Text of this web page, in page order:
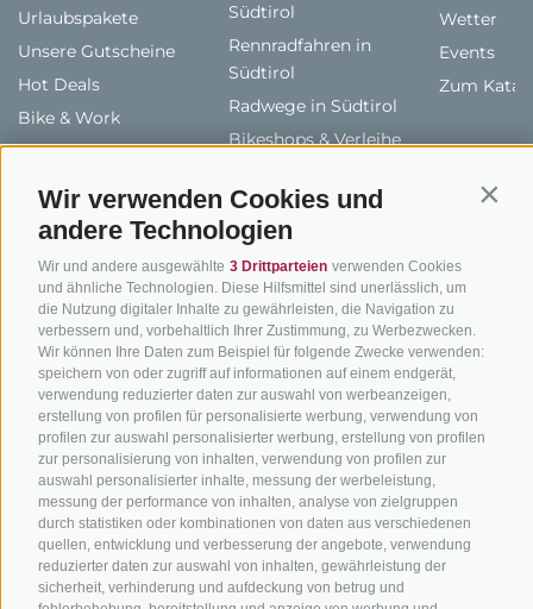
Wir verwenden Cookies und
andere Technologien
Wir und andere ausgewählte 3 Drittparteien verwenden Cookies
und ähnliche Technologien. Diese Hilfsmittel sind unerlässlich, um
die Nutzung digitaler Inhalte zu gewährleisten, die Navigation zu
verbessern und, vorbehaltlich Ihrer Zustimmung, zu Werbezwecken.
Wir können Ihre Daten zum Beispiel für folgende Zwecke verwenden:
speichern von oder zugriff auf informationen auf einem endgerät,
verwendung reduzierter daten zur auswahl von werbeanzeigen,
erstellung von profilen für personalisierte werbung, verwendung von
profilen zur auswahl personalisierter werbung, erstellung von profilen
zur personalisierung von inhalten, verwendung von profilen zur
auswahl personalisierter inhalte, messung der werbeleistung,
messung der performance von inhalten, analyse von zielgruppen
durch statistiken oder kombinationen von daten aus verschiedenen
quellen, entwicklung und verbesserung der angebote, verwendung
reduzierter daten zur auswahl von inhalten, gewährleistung der
sicherheit, verhinderung und aufdeckung von betrug und
Urlaubspakete
Unsere Gutscheine
Hot Deals
Bike & Work
Südtirol
Rennradfahren in
Südtirol
Radwege in Südtirol
Bikeshops & Verleihe
Tourenzentrale
Wetter
Events
Zum
info@bikehotels.it
MELDE DICH ZU UNSEREM NEWSLETTER AN!
JETZT ANMELDEN